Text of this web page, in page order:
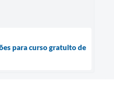
para curso gratuito de